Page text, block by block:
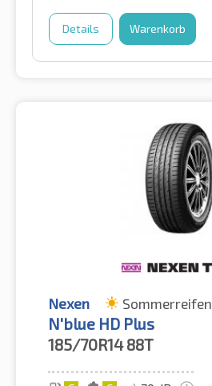
Details Warenkorb
Nexen Sommerreifen
N'blue HD Plus
185/70R14 88T